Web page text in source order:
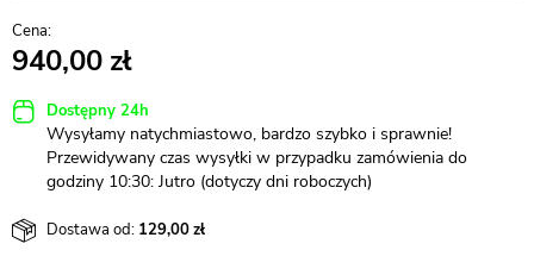
940,00
Dostępny 24h
Wysyłamy natychmiastowo, bardzo szybko i sprawnie!
Przewidywany czas wysyłki w przypadku zamówienia do
godziny 10:30: Jutro (dotyczy dni roboczych)
Dostawa od: 129,00